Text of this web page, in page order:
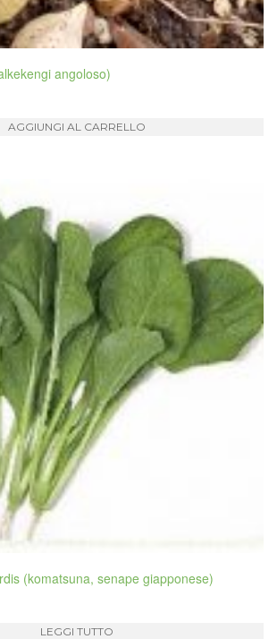
angoloso)
AGGIUNGI AL CARRELLO
(komatsuna, senape giapponese)
LEGGI TUTTO